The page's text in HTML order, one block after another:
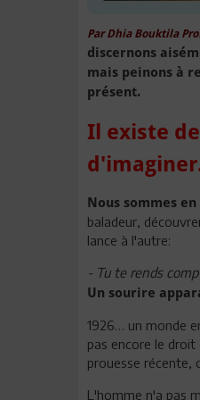
Par Dhia Bouktila
discernons
mais peinons à
présent.
Il existe
Nous sommes en
baladeur,
lance à l'autre:
- Tu te rends
Un sourire
1926… un monde
pas encore le
prouesse récente,
L'homme n'a pas